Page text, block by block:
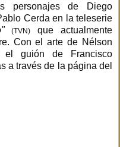
personajes de Diego
Cerda en la teleserie
(TVN)
que actualmente
Con el arte de Nélson
el guión de Francisco
a través de la página del